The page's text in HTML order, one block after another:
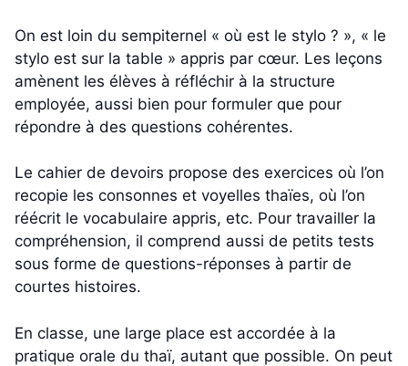
On est loin du sempiternel « où est le stylo ? », « le
stylo est sur la table » appris par cœur. Les leçons
amènent les élèves à réfléchir à la structure
employée, aussi bien pour formuler que pour
répondre à des questions cohérentes.
Le cahier de devoirs propose des exercices où l’on
recopie les consonnes et voyelles thaïes, où l’on
réécrit le vocabulaire appris, etc. Pour travailler la
compréhension, il comprend aussi de petits tests
sous forme de questions-réponses à partir de
courtes histoires.
En classe, une large place est accordée à la
pratique orale du thaï, autant que possible. On peut